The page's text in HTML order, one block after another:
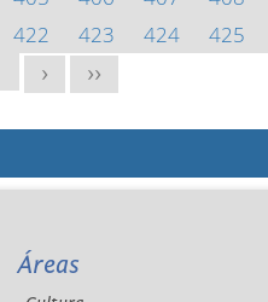
422 423 424 425
> >>
Áreas